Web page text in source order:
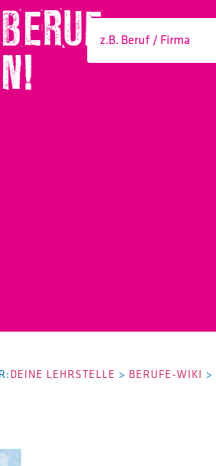
DEINE LEHRSTELLE > BERUFE-WIKI >